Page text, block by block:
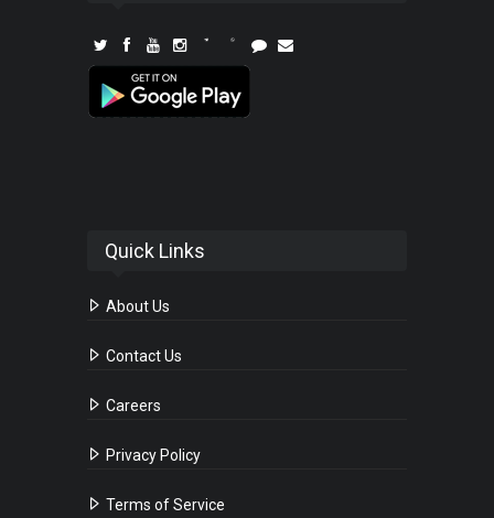
Quick Links
About Us
Contact Us
Careers
Privacy Policy
Terms of Service